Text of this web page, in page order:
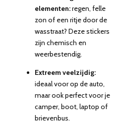
elementen:regen, felle
zon of een ritje door de
wasstraat? Deze stickers
zijn chemisch en
weerbestendig.
Extreem veelzijdig:
ideaal voor op de auto,
maar ook perfect voor je
camper, boot, laptop of
brievenbus.